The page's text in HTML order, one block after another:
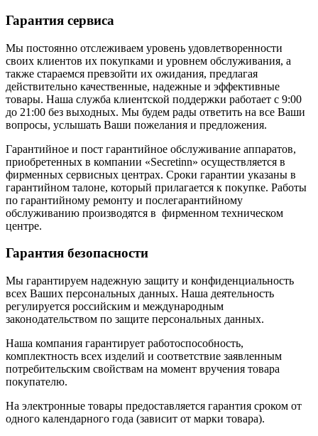
Гарантия сервиса
Мы постоянно отслеживаем уровень удовлетворенности
своих клиентов их покупками и уровнем обслуживания, а
также стараемся превзойти их ожидания, предлагая
действительно качественные, надежные и эффективные
товары. Наша служба клиентской поддержки работает с 9:00
до 21:00 без выходных. Мы будем рады ответить на все Ваши
вопросы, услышать Ваши пожелания и предложения.
Гарантийное и пост гарантийное обслуживание аппаратов,
приобретенных в компании «Secretinn» осуществляется в
фирменных сервисных центрах. Сроки гарантии указаны в
гарантийном талоне, который прилагается к покупке. Работы
по гарантийному ремонту и послегарантийному
обслуживанию производятся в фирменном техническом
центре.
Гарантия безопасности
Мы гарантируем надежную защиту и конфиденциальность
всех Ваших персональных данных. Наша деятельность
регулируется российским и международным
законодательством по защите персональных данных.
Наша компания гарантирует работоспособность,
комплектность всех изделий и соответствие заявленным
потребительским свойствам на момент вручения товара
покупателю.
На электронные товары предоставляется гарантия сроком от
одного календарного года (зависит от марки товара).